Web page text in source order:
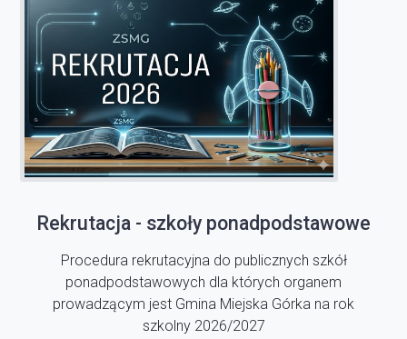
Rekrutacja - szkoły ponadpodstawowe
Procedura rekrutacyjna do publicznych szkół
ponadpodstawowych dla których organem
prowadzącym jest Gmina Miejska Górka na rok
szkolny 2026/2027